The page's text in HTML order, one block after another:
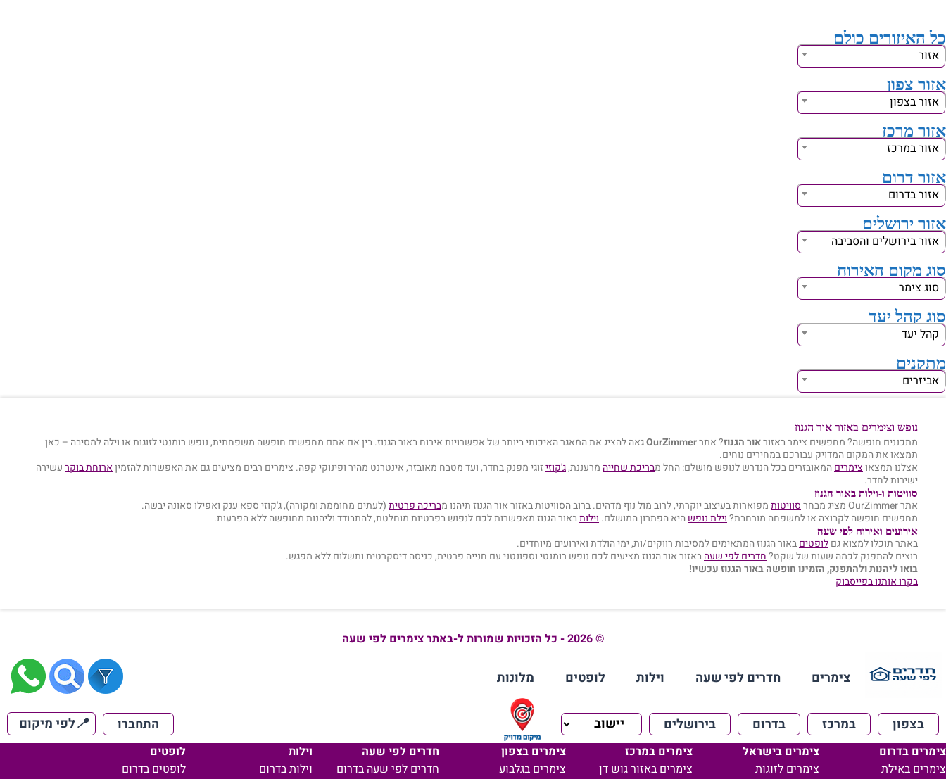
כל האיזורים כולם
אזור
אזור צפון
אזור בצפון
אזור מרכז
אזור במרכז
אזור דרום
אזור בדרום
אזור ירושלים
אזור בירושלים והסביבה
סוג מקום האירוח
סוג צימר
סוג קהל יעד
קהל יעד
מתקנים
אביזרים
נופש וצימרים באזור אור הגנוז
מתכננים חופשה? מחפשים צימר באזוראור הגנוז? אתרOurZimmerגאה להציג את המאגר האיכותי ביותר של אפשרויות אירוח באור הגנוז. בין אם אתם מחפשים חופשה משפחתית, נופש רומנטי לזוגות או וילה למסיבה – כאן
תמצאו את המקום המדויק עבורכם במחירים נוחים.
אצלנו תמצאוצימריםהמאובזרים בכל הנדרש לנופש מושלם: החל מבריכת שחייה מרעננת,ג'קוזיזוגי מפנק בחדר, ועד מטבח מאובזר, אינטרנט מהיר ופינוקי קפה. צימרים רבים מציעים גם את האפשרות להזמיןארוחת בוקרעשירה
ישירות לחדר.
סוויטות ו-וילות באור הגנוז
אתר OurZimmer מציג מבחר סוויטותמפוארות בעיצוב יוקרתי, לרוב מול נוף מדהים. ברוב הסוויטות באזור אור הגנוז תיהנו מבריכה פרטית(לעתים מחוממת ומקורה), ג'קוזי ספא ענק ואפילו סאונה יבשה.
מחפשים חופשה לקבוצה או למשפחה מורחבת?וילת נופשהיא הפתרון המושלם. וילותבאור הגנוז מאפשרות לכם לנפוש בפרטיות מוחלטת, להתבודד וליהנות מחופשה ללא הפרעות.
אירועים ואירוח לפי שעה
באתר תוכלו למצוא גםלופטיםבאור הגנוז המתאימים למסיבות רווקים/ות, ימי הולדת ואירועים מיוחדים.
רוצים להתפנק לכמה שעות של שקט?חדרים לפי שעהבאזור אור הגנוז מציעים לכם נופש רומנטי וספונטני עם חנייה פרטית, כניסה דיסקרטית ותשלום ללא מפגש.
בואו ליהנות ולהתפנק, הזמינו חופשה באור הגנוז עכשיו!
בקרו אותנו בפייסבוק
© 2026 - כל הזכויות שמורות ל-באתר צימרים לפי שעה
צימרים חדרים לפי שעה וילות לופטים מלונות
בצפון במרכז בדרום בירושלים התחברו 📍לפי מיקום
צימרים בדרום
צימרים באילת
צימרים בישראל
צימרים לזוגות
צימרים במרכז
צימרים באזור גוש דן
צימרים בצפון
צימרים בגלבוע
חדרים לפי שעה
חדרים לפי שעה בדרום
וילות
וילות בדרום
לופטים
לופטים בדרום